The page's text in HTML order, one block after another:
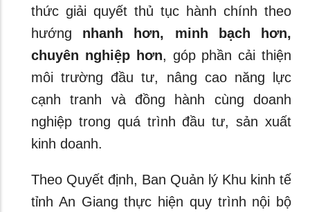
thức giải quyết thủ tục hành chính theo
hướng nhanh hơn, minh bạch hơn,
chuyên nghiệp hơn, góp phần cải thiện
môi trường đầu tư, nâng cao năng lực
cạnh tranh và đồng hành cùng doanh
nghiệp trong quá trình đầu tư, sản xuất
kinh doanh.
Theo Quyết định, Ban Quản lý Khu kinh tế
tỉnh An Giang thực hiện quy trình nội bộ